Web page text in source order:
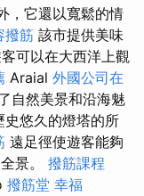
，它還以寬鬆的情
撥筋 該市提供美味
可以在大西洋上觀
Araial 外國公司在
自然美景和沿海魅
悠久的燈塔的所
遠足徑使遊客能夠
景。 撥筋課程
撥筋堂 幸福